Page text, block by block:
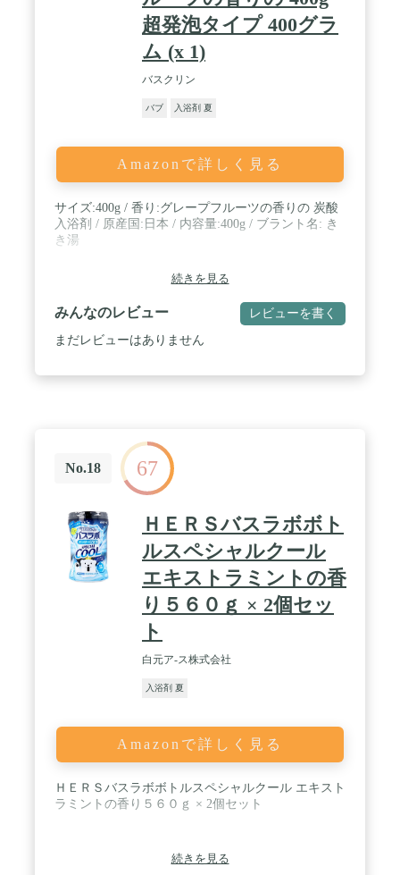
超発泡タイプ 400グラ
ム (x 1)
バスクリン
バブ 入浴剤 夏
Amazonで詳しく見る
サイズ:400g / 香り:グレープフルーツの香りの 炭酸
入浴剤 / 原産国:日本 / 内容量:400g / ブラント名: き
き湯
続きを見る
みんなのレビュー レビューを書く
まだレビューはありません
No.18 67
ＨＥＲＳバスラボボト
ルスペシャルクール
エキストラミントの香
り５６０ｇ × 2個セッ
ト
白元ア-ス株式会社
入浴剤 夏
Amazonで詳しく見る
ＨＥＲＳバスラボボトルスペシャルクール エキスト
ラミントの香り５６０ｇ × 2個セット
続きを見る